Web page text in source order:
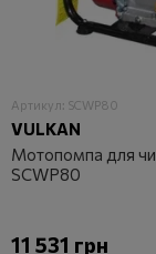
надежности, что
: В
напряжения в
присутствие
Компания
: Продукция
Артикул: SCWP80
VULKAN
Мотопомпа для
SCWP80
11 531 грн